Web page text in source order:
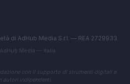
di AdHub Media S.r.l. — REA 2729933
Media — Italia
con il supporto di strumenti digitali e
autori indipendenti.